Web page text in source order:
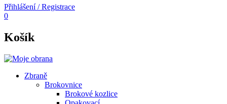
Přihlášení / Registrace
0
Košík
Zbraně
Brokovnice
Brokové kozlice